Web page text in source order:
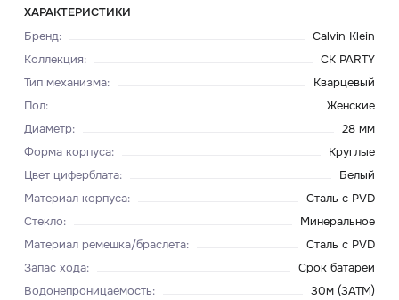
ХАРАКТЕРИСТИКИ
Бренд:
Calvin Klein
Коллекция:
CK PARTY
Тип механизма:
Кварцевый
Пол:
Женские
Диаметр:
28 мм
Форма корпуса:
Круглые
Цвет циферблата:
Белый
Материал корпуса:
Сталь с PVD
Стекло:
Минеральное
Материал ремешка/браслета:
Сталь с PVD
Запас хода:
Срок батареи
Водонепроницаемость:
30м (3ATM)